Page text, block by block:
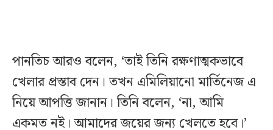
পানতিচ আরও বলেন, ‘তাই তিনি রক্ষণাত্মকভাবে
খেলার প্রস্তাব দেন। তখন এমিলিয়ানো মার্তিনেজ এ
নিয়ে আপত্তি জানান। তিনি বলেন, ‘না, আমি
একমত নই। আমাদের জয়ের জন্য খেলতে হবে।’